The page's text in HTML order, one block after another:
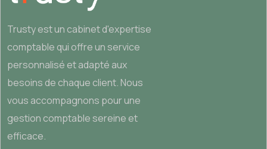
Trusty est un cabinet d'expertise
comptable qui offre un service
personnalisé et adapté aux
besoins de chaque client. Nous
vous accompagnons pour une
gestion comptable sereine et
efficace.